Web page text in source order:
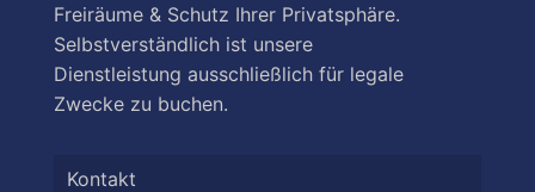
Freiräume & Schutz Ihrer Privatsphäre.
Selbstverständlich ist unsere
Dienstleistung ausschließlich für legale
Zwecke zu buchen.
Kontakt